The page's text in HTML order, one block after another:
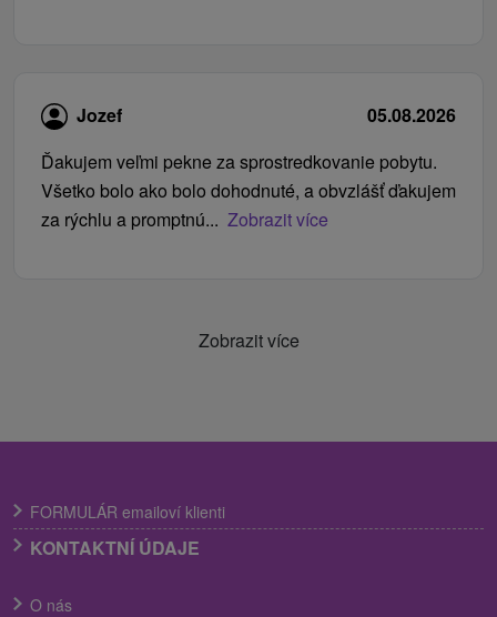
Jozef
05.08.2026
Ďakujem veľmi pekne za sprostredkovanie pobytu.
Všetko bolo ako bolo dohodnuté, a obvzlášť ďakujem
za rýchlu a promptnú... Zobrazit více
Zobrazit více
FORMULÁR emailoví klienti
KONTAKTNÍ ÚDAJE
O nás